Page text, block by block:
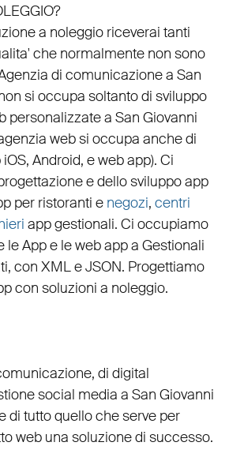
a noleggio riceverai tanti
che normalmente non sono
di comunicazione a San
si occupa soltanto di sviluppo
personalizzate a San Giovanni
websi occupa anche di
, Android, eweb app). Ci
e dellosviluppo app
per ristoranti e negozi, centri
app gestionali. Ci occupiamo
leAppe leweb appa Gestionali
, con XMLeJSON. Progettiamo
con soluzioni a noleggio.
, di digital
social media a San Giovanni
di tutto quello che serve per
web una soluzione di successo.